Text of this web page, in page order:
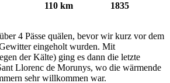
110 km 1835
4 Pässe quälen, bevor wir kurz vor dem
eingeholt wurden. Mit
der Kälte) ging es dann die letzte
Llorenc de Morunys, wo die wärmende
sehr willkommen war.